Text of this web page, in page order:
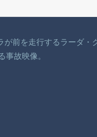
が前を走行するラーダ
事故映像。